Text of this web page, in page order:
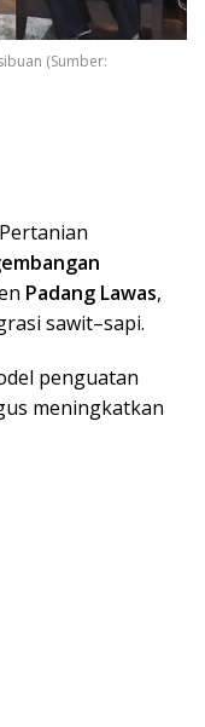
(Sumber:
Padang Lawas,
sawit–sapi.
penguatan
meningkatkan